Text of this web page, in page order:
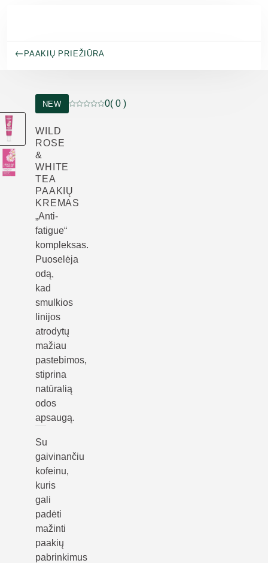
PAAKIŲ PRIEŽIŪRA
NEW
Dabartinis įvertinimas: 0 iš 5 žvaigždučių
0( 0 )
WILD
ROSE
&
WHITE
TEA
PAAKIŲ
KREMAS
„Anti-
fatigue“
kompleksas.
Puoselėja
odą,
kad
smulkios
linijos
atrodytų
mažiau
pastebimos,
stiprina
natūralią
odos
apsaugą.
Su
gaivinančiu
kofeinu,
kuris
gali
padėti
mažinti
paakių
pabrinkimus